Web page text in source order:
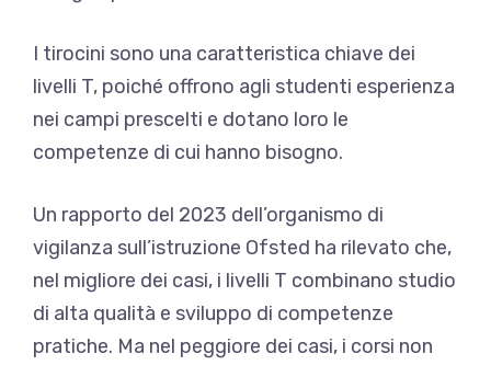
I tirocini sono una caratteristica chiave dei
livelli T, poiché offrono agli studenti esperienza
nei campi prescelti e dotano loro le
competenze di cui hanno bisogno.
Un rapporto del 2023 dell’organismo di
vigilanza sull’istruzione Ofsted ha rilevato che,
nel migliore dei casi, i livelli T combinano studio
di alta qualità e sviluppo di competenze
pratiche. Ma nel peggiore dei casi, i corsi non